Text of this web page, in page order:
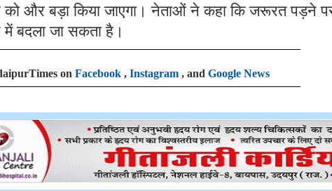
और बड़ा किया जाएगा। नेताओं ने कहा कि जरूरत पड़ने
बदला जा सकता है।
on Facebook , Instagram , and Google News